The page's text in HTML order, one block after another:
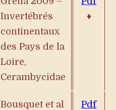
Invertébrés
continentaux
des Pays de la
Loire,
Cerambycidae
♦
Bousquet et al
Pdf